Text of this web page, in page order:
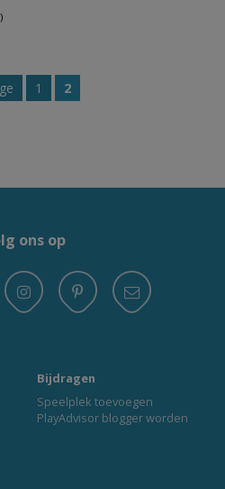
)
1 2
ons op
Bijdragen
Speelplek toevoegen
PlayAdvisor blogger worden